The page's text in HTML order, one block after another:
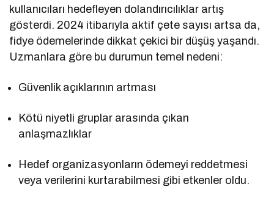
kullanıcıları hedefleyen dolandırıcılıklar artış
gösterdi. 2024 itibarıyla aktif çete sayısı artsa da,
fidye ödemelerinde dikkat çekici bir düşüş yaşandı.
Uzmanlara göre bu durumun temel nedeni:
Güvenlik açıklarının artması
Kötü niyetli gruplar arasında çıkan
anlaşmazlıklar
Hedef organizasyonların ödemeyi reddetmesi
veya verilerini kurtarabilmesi gibi etkenler oldu.